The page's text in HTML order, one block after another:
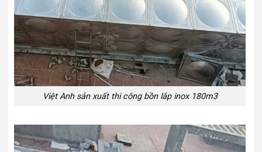
Việt Anh sản xuất thi công bồn lắp inox 180m3